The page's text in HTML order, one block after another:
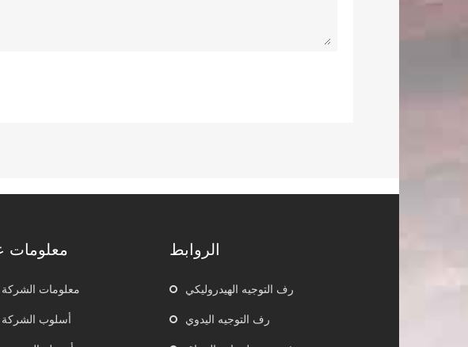
معلومات
معلومات الشركة
أسلوب الشركة
الروابط
رف التوجيه الهيدروليكي
رف التوجيه اليدوي